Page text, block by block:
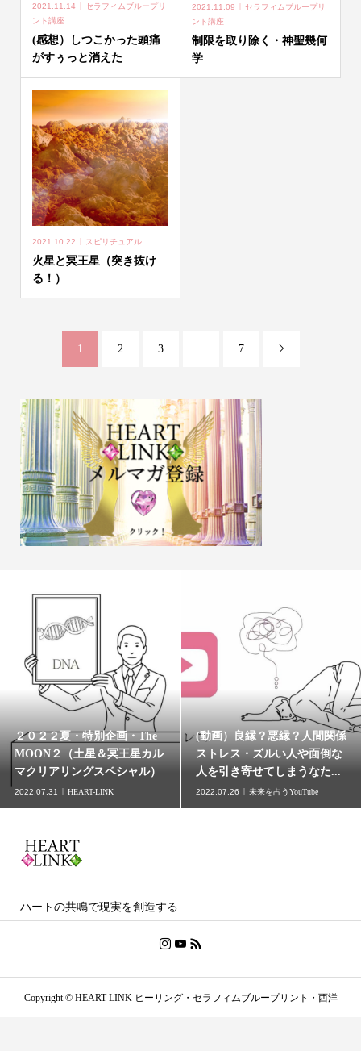
2021.11.14
セラフィムブループリ
ント講座
(感想）しつこかった頭痛
がすぅっと消えた
2021.11.09
セラフィムブループリ
ント講座
制限を取り除く・神聖幾何
学
2021.10.22 スピリチュアル
火星と冥王星（突き抜け
る！）
1 2 3 7 
２０２２夏・特別企画・The
MOON２（土星＆冥王星カル
マクリアリングスペシャル）
2022.07.31 HEART-LINK
(動画）良縁？悪縁？人間関係
ストレス・ズルい人や面倒な
人を引き寄せてしまうなた...
2022.07.26 未来を占うYouTube
ハートの共鳴で現実を創造する
Copyright ©HEART LINK ヒーリング・セラフィムブループリント・西洋